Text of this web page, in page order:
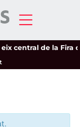
central de la Fira